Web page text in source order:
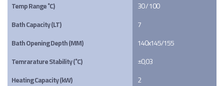
Temp Range ˚C)
Bath Capacity (LT)
Bath Opening Depth (MM)
Temrarature Stability (˚C)
Heating Capacity (kW)
30 / 100
7
140x145/155
±0,03
2